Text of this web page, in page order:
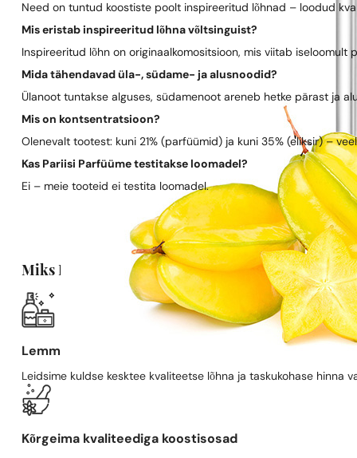
Need on tuntud koostiste poolt inspireeritud lõhnad – loodud
Mis eristab inspireeritud lõhna võltsinguist?
Inspireeritud lõhn on originaalkomositsioon, mis viitab
Mida tähendavad üla-, südame- ja alusnoodid?
Ülanoot tuntakse alguses, südamenoot areneb hetke pärast ja
Mis on kontsentratsioon?
Olenevalt tootest: kuni 21% (parfüümid) ja kuni 35% (eliksir) –
Kas Pariisi Parfüüme testitakse loomadel?
Ei – meie tooteid ei testita loomadel.
Miks Pariisi Parfüümid?
Lemmiklõhn, soodsamalt
Leidsime kuldse kesktee kvaliteetse lõhna ja taskukohase hinna
Kõrgeima kvaliteediga koostisosad